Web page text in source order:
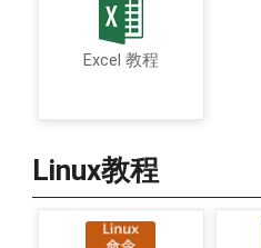
Excel 教程
Linux教程